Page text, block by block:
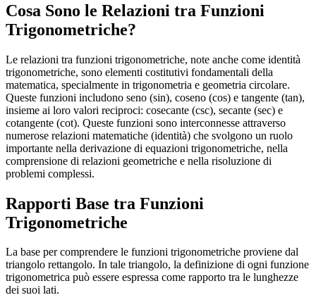
Cosa Sono le Relazioni tra Funzioni
Trigonometriche?
Le relazioni tra funzioni trigonometriche, note anche come identità
trigonometriche, sono elementi costitutivi fondamentali della
matematica, specialmente in trigonometria e geometria circolare.
Queste funzioni includono seno (sin), coseno (cos) e tangente (tan),
insieme ai loro valori reciproci: cosecante (csc), secante (sec) e
cotangente (cot). Queste funzioni sono interconnesse attraverso
numerose relazioni matematiche (identità) che svolgono un ruolo
importante nella derivazione di equazioni trigonometriche, nella
comprensione di relazioni geometriche e nella risoluzione di
problemi complessi.
Rapporti Base tra Funzioni
Trigonometriche
La base per comprendere le funzioni trigonometriche proviene dal
triangolo rettangolo. In tale triangolo, la definizione di ogni funzione
trigonometrica può essere espressa come rapporto tra le lunghezze
dei suoi lati.